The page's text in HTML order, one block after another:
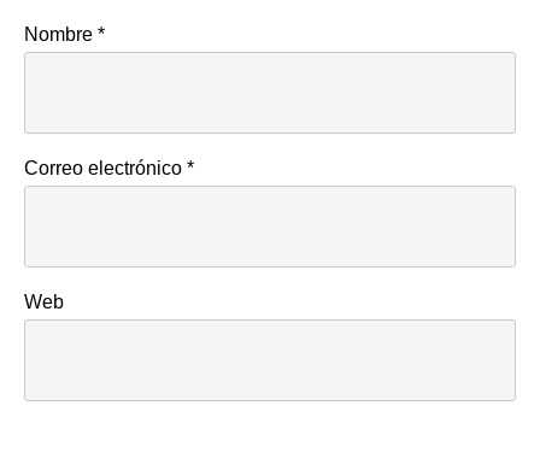
Nombre *
Correo electrónico *
Web